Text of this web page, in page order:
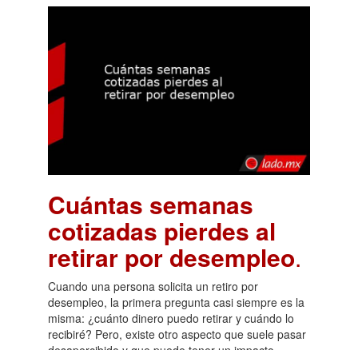
Cuántas semanas
cotizadas pierdes al
retirar por desempleo.
Cuando una persona solicita un retiro por
desempleo, la primera pregunta casi siempre es la
misma: ¿cuánto dinero puedo retirar y cuándo lo
recibiré? Pero, existe otro aspecto que suele pasar